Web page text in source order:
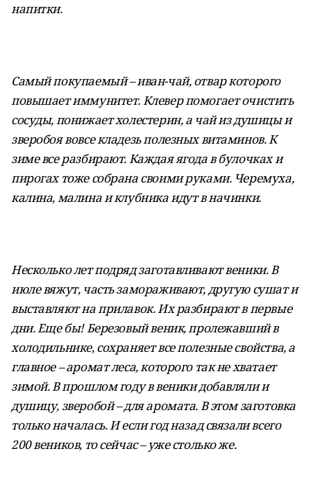
напитки.
Самый покупаемый – иван-чай, отвар которого
повышает иммунитет. Клевер помогает очистить
сосуды, понижает холестерин, а чай из душицы и
зверобоя вовсе кладезь полезных витаминов. К
зиме все разбирают. Каждая ягода в булочках и
пирогах тоже собрана своими руками. Черемуха,
калина, малина и клубника идут в начинки.
Несколько лет подряд заготавливают веники. В
июле вяжут, часть замораживают, другую сушат и
выставляют на прилавок. Их разбирают в первые
дни. Еще бы! Березовый веник, пролежавший в
холодильнике, сохраняет все полезные свойства, а
главное – аромат леса, которого так не хватает
зимой. В прошлом году в веники добавляли и
душицу, зверобой – для аромата. В этом заготовка
только началась. И если год назад связали всего
200 веников, то сейчас – уже столько же.